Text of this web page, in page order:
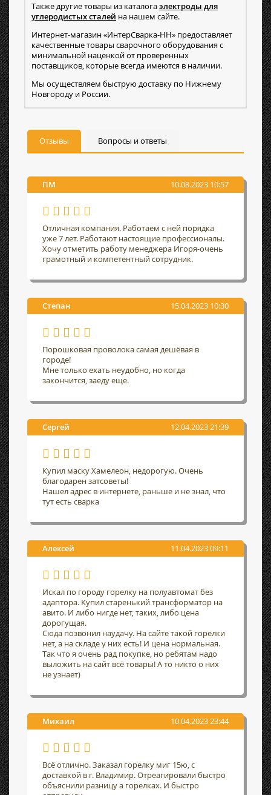
Также другие товары из каталогаэлектроды для
углеродистых сталей на нашем сайте.
Интернет-магазин «ИнтерСварка-НН» предоставляет
качественные товары сварочного оборудования с
минимальной наценкой от проверенных
поставщиков, которые всегда имеются в наличии.
Мы осуществляем быструю доставку по Нижнему
Новгороду и России.
Отзывы Вопросы и ответы
ПМ 10.08.2023 10:57
Отличная компания. Работаем с ней порядка
уже 7 лет. Работают настоящие профессионалы.
Хочу отметить работу менеджера Игоря-очень
грамотный и компетентный сотрудник.
Степан 15.04.2023 10:30
Порошковая проволока самая дешёвая в
городе!
Мне только ехать неудобно, но когда
закончится, заеду еще.
Сергей 12.04.2023 21:39
Купил маску Хамелеон, недорогую. Очень
благодарен затсоветы!
Нашел адрес в интернете, раньше и не знал, что
тут есть сварка
Алексей 11.04.2023 09:11
Искал по городу горелку на полуавтомат без
адаптора. Купил старенький трансформатор на
авито. И либо нигде нет, таких, либо цена
дорогущая.
Сюда позвонил наудачу. На сайте такой горелки
нет, а на складе у них есть! И цена нормальная.
Так что я очень рад покупке, но ребятам надо
выложить на сайт всё товары! А то никто о них
не узнает)
Михаил 10.04.2023 23:44
Всё отлично. Заказал горелку миг 15ю, с
доставкой в г. Владимир. Отреагировали быстро
объяснили разницу а горелках. И быстро